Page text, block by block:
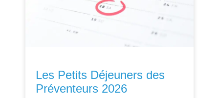
Les Petits Déjeuners des
Préventeurs 2026